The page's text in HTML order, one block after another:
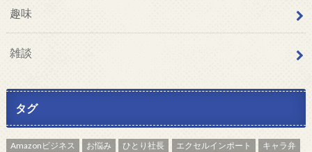
趣味
雑談
タグ
Amazonビジネス お悩み ひとり社長 エクセルインポート
キャラ弁